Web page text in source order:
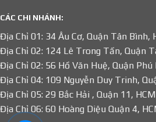
CÁC CHI NHÁNH:
Địa Chỉ 01: 34 Âu Cơ, Quận Tân Bình,
Địa Chỉ 02: 124 Lê Trong Tấn, Quận
Địa Chỉ 02: 56 Hồ Văn Huệ, Quận Phú
Địa Chỉ 04: 109 Nguyễn Duy Trinh,
Địa Chỉ 05: 29 Bắc Hải , Quận 11, HCM
Địa Chỉ 06: 60 Hoàng Diệu Quận 4,